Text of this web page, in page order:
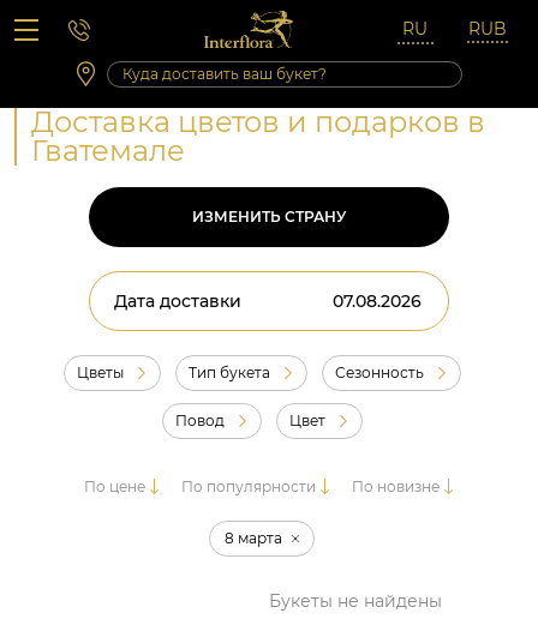
Вопросы-ответы
Сб 10:00 ‐ 14:00
Выходные и праздничные дни
Доставка цветов и подарков в
Гватемале
ИЗМЕНИТЬ СТРАНУ
Дата доставки
Цветы Тип букета Сезонность
Повод Цвет
По цене По популярности По новизне
8 марта
Букеты не найдены